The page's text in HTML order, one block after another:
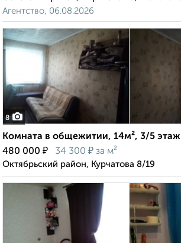
Агентство, 06.08.2026
8
Комната в общежитии, 14м², 3/5 этаж
480 000 ₽ 34 300 ₽ за м²
Октябрьский район, Курчатова 8/19